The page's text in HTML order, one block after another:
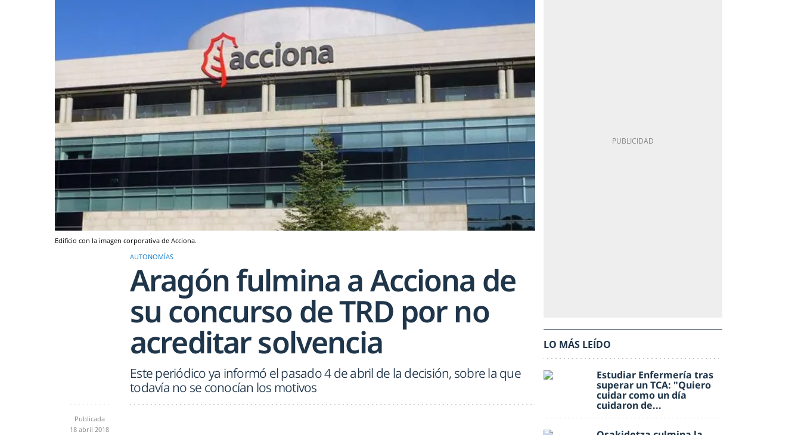
Edificio con la imagen corporativa de Acciona.
AUTONOMÍAS
Aragón fulmina a Acciona de
su concurso de TRD por no
acreditar solvencia
Este periódico ya informó el pasado 4 de abril de la decisión, sobre la que
todavía no se conocían los motivos
Publicada
18 abril 2018
LO MÁS LEÍDO
Estudiar Enfermería tras
superar un TCA: "Quiero
cuidar como un día
cuidaron de...